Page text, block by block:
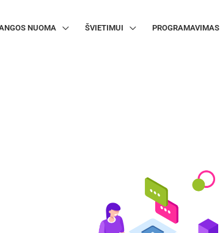
NUOMA ŠVIETIMUI PROGRAMAVIMAS